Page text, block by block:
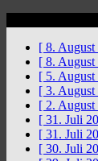
[ 8.
[ 8.
[ 5.
[ 3.
[ 2.
[ 31. Juli
[ 31. Juli
[ 30. Juli